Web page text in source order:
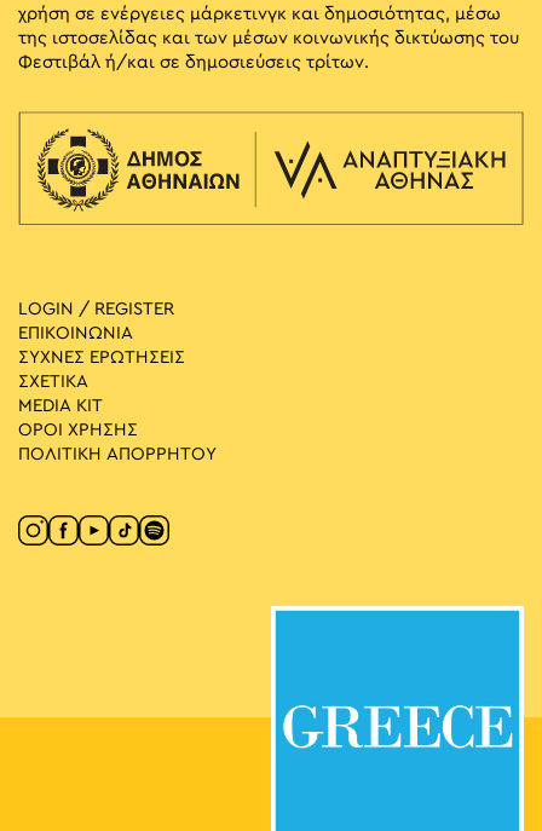
χρήση σε ενέργειες μάρκετινγκ και δημοσιότητας, μέσω
της ιστοσελίδας και των μέσων κοινωνικής δικτύωσης του
Φεστιβάλ ή/και σε δημοσιεύσεις τρίτων.
LOGIN / REGISTER
ΕΠΙΚΟΙΝΩΝΙΑ
ΣΥΧΝΕΣ ΕΡΩΤΗΣΕΙΣ
ΣΧΕΤΙΚΑ
MEDIA ΚIT
ΟΡΟΙ ΧΡΗΣΗΣ
ΠΟΛΙΤΙΚΗ ΑΠΟΡΡΗΤΟΥ